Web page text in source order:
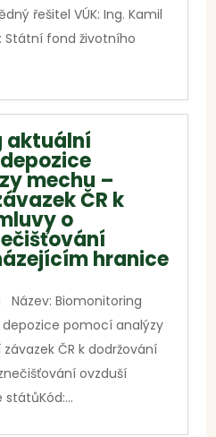
řešitel VÚK: Ing. Kamil
Státní fond životního
aktuální
mechu –
ČR k
o
hranice
Název: Biomonitoring
pomocí analýzy
ČR k dodržování
ovzduší